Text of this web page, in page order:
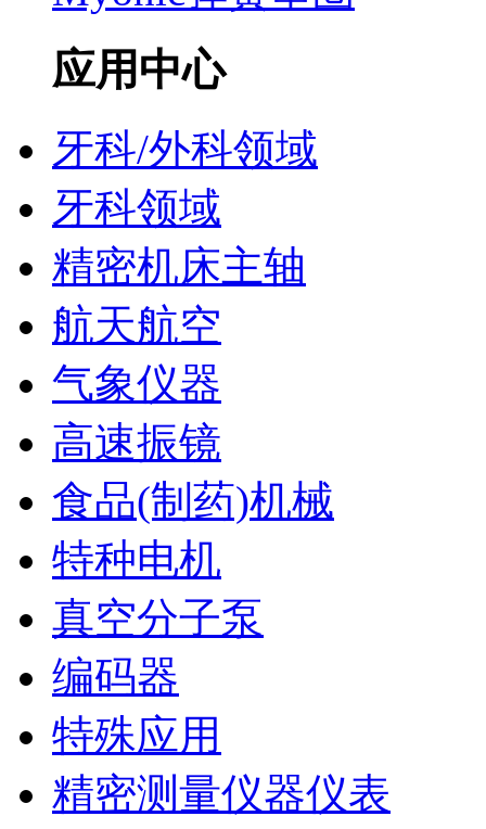
应用中心
牙科/外科领域
牙科领域
精密机床主轴
航天航空
气象仪器
高速振镜
食品(制药)机械
特种电机
真空分子泵
编码器
特殊应用
精密测量仪器仪表